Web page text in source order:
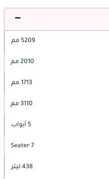
5209 مم
2010 مم
1713 مم
3110 مم
5 أبواب
7 Seater
438 ليتر